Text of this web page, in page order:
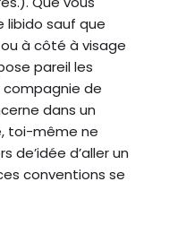
libido sauf que
à côté à visage
pareil les
compagnie de
dans un
toi-même ne
de’idée d’aller un
conventions se